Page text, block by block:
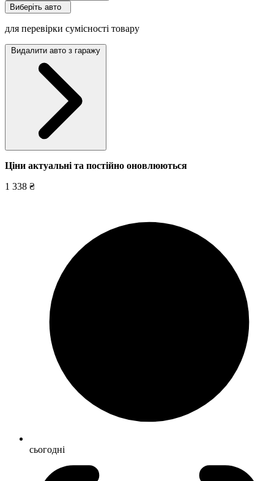
Виберіть авто
для перевірки сумісності товару
Видалити авто з гаражу
Ціни актуальні та постійно оновлюються
1 338 ₴
сьогодні